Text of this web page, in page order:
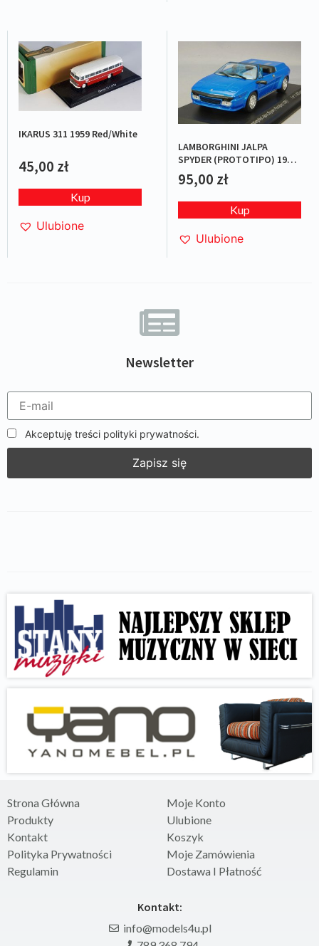
Newsletter
Akceptuję treści polityki prywatności.
IKARUS 311 1959 Red/White
45,00 zł
Kup
Ulubione
LAMBORGHINI JALPA
SPYDER (PROTOTIPO) 1987
BLUE L.E.1/1000
95,00 zł
Kup
Ulubione
Strona Główna
Produkty
Kontakt
Polityka Prywatności
Regulamin
Moje Konto
Ulubione
Koszyk
Moje Zamówienia
Dostawa I Płatność
Kontakt:
info@models4u.pl